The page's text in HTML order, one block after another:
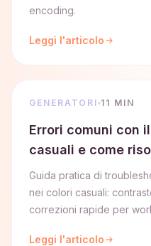
encoding.
Leggi l'articolo
GENERATORI 11 MIN
Errori comuni con
casuali e come
Guida pratica di
nei colori casuali:
correzioni rapide per
Leggi l'articolo